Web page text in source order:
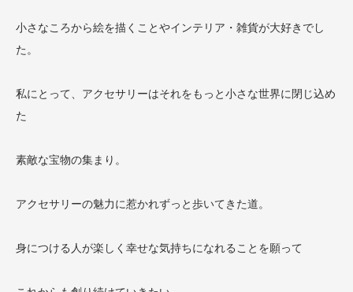
小さなころから絵を描くことやインテリア・雑貨が大好きでし
た。
私にとって、アクセサリーはそれをもっと小さな世界に閉じ込め
た
素敵な宝物の集まり。
アクセサリーの魅力に惹かれずっと歩いてきた道。
身につける人が楽しく幸せな気持ちになれることを願って